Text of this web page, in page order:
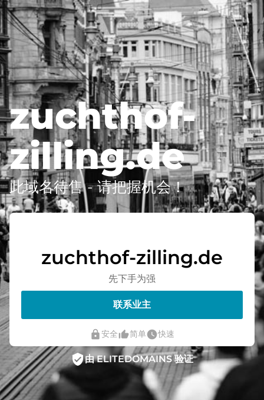
zuchthof-
zilling.de
此域名待售 - 请把握机会！
zuchthof-zilling.de
先下手为强
联系业主
lock安全thumb_up_alt简单watch_later快速
verified_user由 ELITEDOMAINS 验证